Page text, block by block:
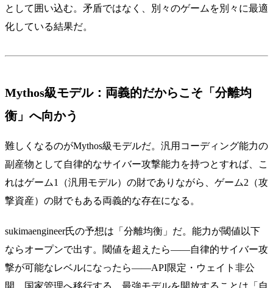
として囲い込む。矛盾ではなく、別々のゲームを別々に最適
化している結果だ。
Mythos級モデル：両義的だからこそ「分離均
衡」へ向かう
難しくなるのがMythos級モデルだ。汎用コーディング能力の
副産物として自律的なサイバー攻撃能力を持つとすれば、こ
れはゲーム1（汎用モデル）の財でありながら、ゲーム2（攻
撃資産）の財でもある両義的な存在になる。
sukimaengineer氏の予想は「分離均衡」だ。能力が閾値以下
ならオープンで出す。閾値を超えたら——自律的サイバー攻
撃が可能なレベルになったら——API限定・ウェイト非公
開、国家管理へ移行する。最強モデルを開放することは「自